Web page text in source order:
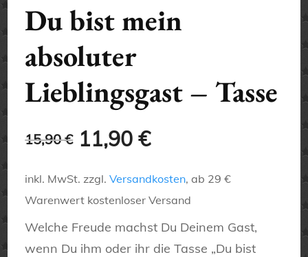
Du bist mein
absoluter
Lieblingsgast – Tasse
15,90€ Ursprünglicher
Preis
war:
15,90 €
11,90€Aktueller
Preis
ist:
11,90 €.
inkl. MwSt. zzgl.Versandkosten, ab 29 €
Warenwert kostenloser Versand
Welche Freude machst Du Deinem Gast,
wenn Du ihm oder ihr die Tasse „Du bist